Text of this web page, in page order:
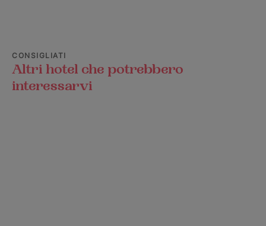
CONSIGLIATI
Altri hotel che potrebbero
interessarvi